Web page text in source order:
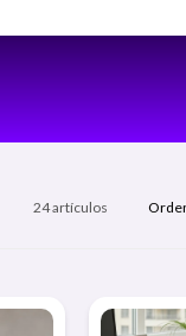
24 artículos